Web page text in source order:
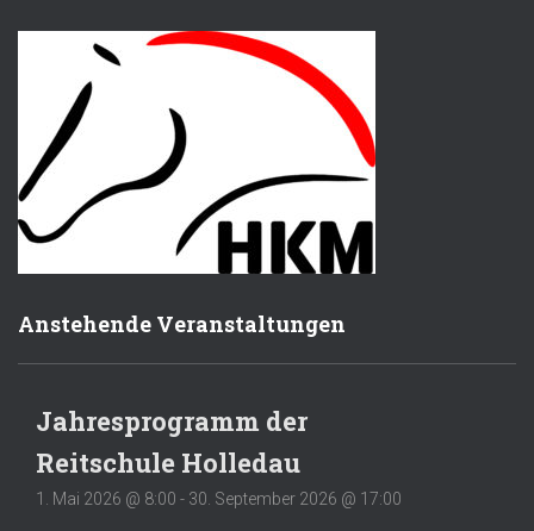
Anstehende Veranstaltungen
Jahresprogramm der
Reitschule Holledau
1. Mai 2026 @ 8:00 - 30. September 2026 @ 17:00